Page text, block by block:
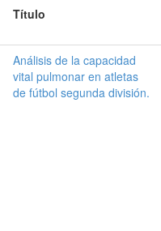
Título
Análisis de la capacidad
vital pulmonar en atletas
de fútbol segunda división.